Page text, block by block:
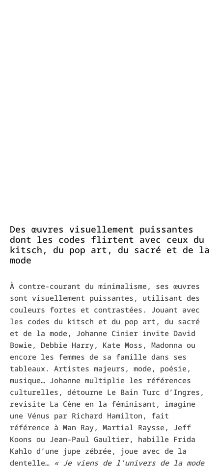
Des œuvres visuellement puissantes
dont les codes flirtent avec ceux du
kitsch, du pop art, du sacré et de la
mode
À contre-courant du minimalisme, ses œuvres
sont visuellement puissantes, utilisant des
couleurs fortes et contrastées. Jouant avec
les codes du kitsch et du pop art, du sacré
et de la mode, Johanne Cinier invite David
Bowie, Debbie Harry, Kate Moss, Madonna ou
encore les femmes de sa famille dans ses
tableaux. Artistes majeurs, mode, poésie,
musique… Johanne multiplie les références
culturelles, détourne Le Bain Turc d’Ingres,
revisite La Cène en la féminisant, imagine
une Vénus par Richard Hamilton, fait
référence à Man Ray, Martial Raysse, Jeff
Koons ou Jean-Paul Gaultier, habille Frida
Kahlo d’une jupe zébrée, joue avec de la
dentelle… « Je viens de l’univers de la mode